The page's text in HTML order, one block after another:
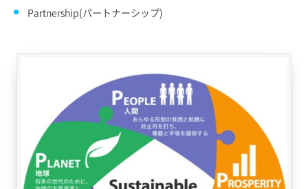
Partnership(パートナーシップ)